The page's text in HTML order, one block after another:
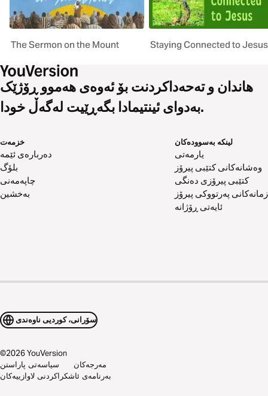
The Sermon on the Mount Staying Connected to Jesus
هاندان و تەحەداکردنت بۆ ئەوەی هەموو ڕۆژێک
بەدوای ئینتیمادا بگەڕێیت لەگەڵ خودا.
خزمەت
دەربارەی ئێمە
بلۆگ
چاپەمەنی
بەخشین
لینکە بەسوودەکان
یارمەتی
وەشانەکانی کتێبی پیرۆز
کتێبی پیرۆزی دەنگی
زمانەکانی پەرتووکی پیرۆز
ئایەتی ڕۆژانە
سۆرانی، کوردیی ناوەندی
©2026YouVersion
سیاسەتی پاراستن
مەرجەکان
بەرنامەی ئاشکراکردنی لاوازییەکان